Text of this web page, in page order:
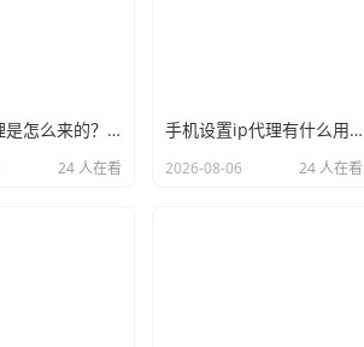
动态ip代理是怎么来的？背后的原理比你想象的精彩
24 人在看
手机设置ip代理有什么用？不只是改定位那么简单
2026-08-06 24 人在看